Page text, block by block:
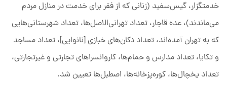
خدمتگزار، گیس‌سفید (زنانی که از فقر برای خدمت در منازل مردم
می‌ماندند)، عده قاجار، تعداد تهرانی‌الاصل‌ها، تعداد شهرستانی‌هایی
که به تهران آمده‌اند، تعداد دکان‌های خبازی [نانوایی]، تعداد مساجد
و تکایا، تعداد مدارس و حمام‌ها، کاروانسراهای تجارتی و غیرتجارتی،
تعداد یخچال‌ها، کوره‌پزخانه‌ها، اصطبل‌ها تعیین شد.